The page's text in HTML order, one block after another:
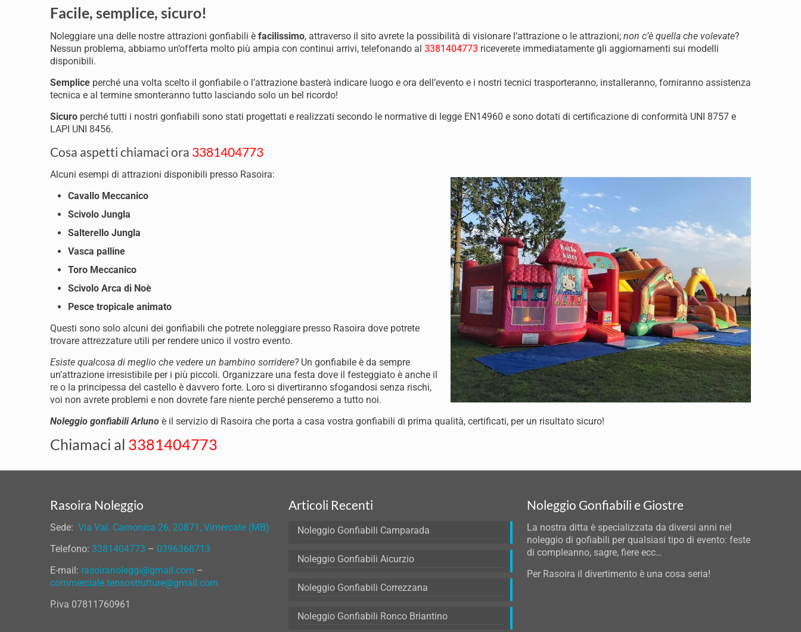
Facile, semplice, sicuro!
Noleggiare una delle nostre attrazioni gonfiabili è facilissimo, attraverso il sito avrete la possibilità di visionare l’attrazione o le attrazioni; non c’è quella che volevate?
Nessun problema, abbiamo un’offerta molto più ampia con continui arrivi, telefonando al 3381404773 riceverete immediatamente gli aggiornamenti sui modelli
disponibili.
Semplice perché una volta scelto il gonfiabile o l’attrazione basterà indicare luogo e ora dell’evento e i nostri tecnici trasporteranno, installeranno, forniranno assistenza
tecnica e al termine smonteranno tutto lasciando solo un bel ricordo!
Sicuro perché tutti i nostri gonfiabili sono stati progettati e realizzati secondo le normative di legge EN14960 e sono dotati di certificazione di conformità UNI 8757 e
LAPI UNI 8456.
Cosa aspetti chiamaci ora 3381404773
Alcuni esempi di attrazioni disponibili presso Rasoira:
Cavallo Meccanico
Scivolo Jungla
Salterello Jungla
Vasca palline
Toro Meccanico
Scivolo Arca di Noè
Pesce tropicale animato
Questi sono solo alcuni dei gonfiabili che potrete noleggiare presso Rasoira dove potrete
trovare attrezzature utili per rendere unico il vostro evento.
Esiste qualcosa di meglio che vedere un bambino sorridere?Un gonfiabile è da sempre
un’attrazione irresistibile per i più piccoli. Organizzare una festa dove il festeggiato è anche il
re o la principessa del castello è davvero forte. Loro si divertiranno sfogandosi senza rischi,
voi non avrete problemi e non dovrete fare niente perché penseremo a tutto noi.
Noleggio gonfiabili Arluno è il servizio di Rasoira che porta a casa vostra gonfiabili di prima qualità, certificati, per un risultato sicuro!
Chiamaci al 3381404773
Rasoira Noleggio
Sede: Via Val. Camonica 26, 20871, Vimercate (MB)
Telefono: 3381404773 – 0396368713
E-mail: rasoiranoleggi@gmail.com –
commerciale.tensostrutture@gmail.com
P.iva 07811760961
Articoli Recenti
Noleggio Gonfiabili Camparada
Noleggio Gonfiabili Aicurzio
Noleggio Gonfiabili Correzzana
Noleggio Gonfiabili Ronco Briantino
Noleggio Gonfiabili e Giostre
La nostra ditta è specializzata da diversi anni nel
noleggio di gofiabili per qualsiasi tipo di evento: feste
di compleanno, sagre, fiere ecc…
Per Rasoira il divertimento è una cosa seria!